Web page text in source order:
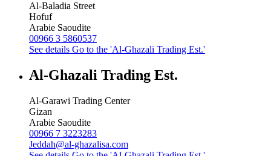
Al-Baladia Street
Hofuf
Arabie Saoudite
00966 3 5860537
See details Go to the 'Al-Ghazali Trading Est.'
Al-Ghazali Trading Est.
Al-Garawi Trading Center
Gizan
Arabie Saoudite
00966 7 3223283
Jeddah@al-ghazalisa.com